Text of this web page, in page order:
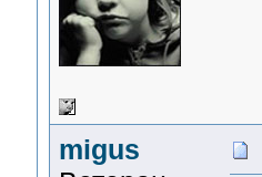
migus